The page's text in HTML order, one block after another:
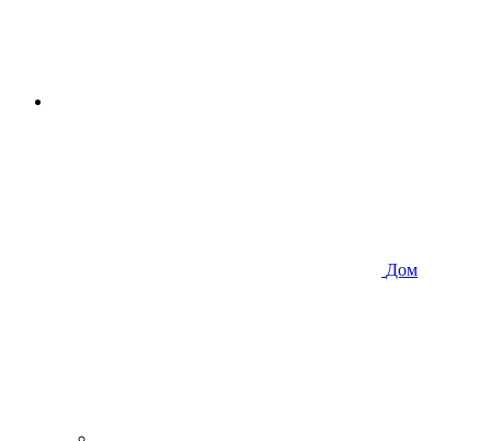
Дом